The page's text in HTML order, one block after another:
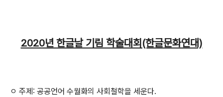
2020년 한글날 기림 학술대회(한글문화연대)
ㅇ 주제: 공공언어 수월화의 사회철학을 세운다.